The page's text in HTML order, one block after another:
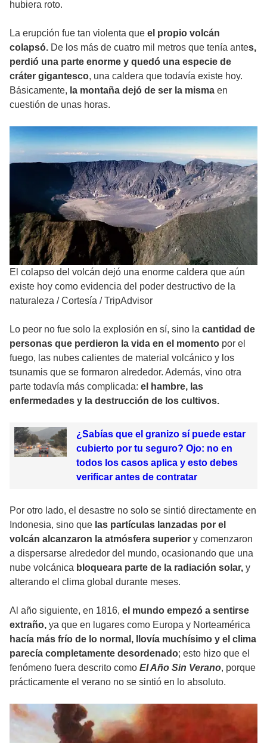
hubiera roto.
La erupción fue tan violenta que el propio volcán
colapsó. De los más de cuatro mil metros que tenía antes,
perdió una parte enorme y quedó una especie de
cráter gigantesco, una caldera que todavía existe hoy.
Básicamente, la montaña dejó de ser la misma en
cuestión de unas horas.
El colapso del volcán dejó una enorme caldera que aún
existe hoy como evidencia del poder destructivo de la
naturaleza /Cortesía / TripAdvisor
Lo peor no fue solo la explosión en sí, sino la cantidad de
personas que perdieron la vida en el momento por el
fuego, las nubes calientes de material volcánico y los
tsunamis que se formaron alrededor. Además, vino otra
parte todavía más complicada: el hambre, las
enfermedades y la destrucción de los cultivos.
¿Sabías que el granizo sí puede estar
cubierto por tu seguro? Ojo: no en
todos los casos aplica y esto debes
verificar antes de contratar
Por otro lado, el desastre no solo se sintió directamente en
Indonesia, sino que las partículas lanzadas por el
volcán alcanzaron la atmósfera superior y comenzaron
a dispersarse alrededor del mundo, ocasionando que una
nube volcánica bloqueara parte de la radiación solar, y
alterando el clima global durante meses.
Al año siguiente, en 1816, el mundo empezó a sentirse
extraño, ya que en lugares como Europa y Norteamérica
hacía más frío de lo normal, llovía muchísimo y el clima
parecía completamente desordenado; esto hizo que el
fenómeno fuera descrito como El Año Sin Verano, porque
prácticamente el verano no se sintió en lo absoluto.